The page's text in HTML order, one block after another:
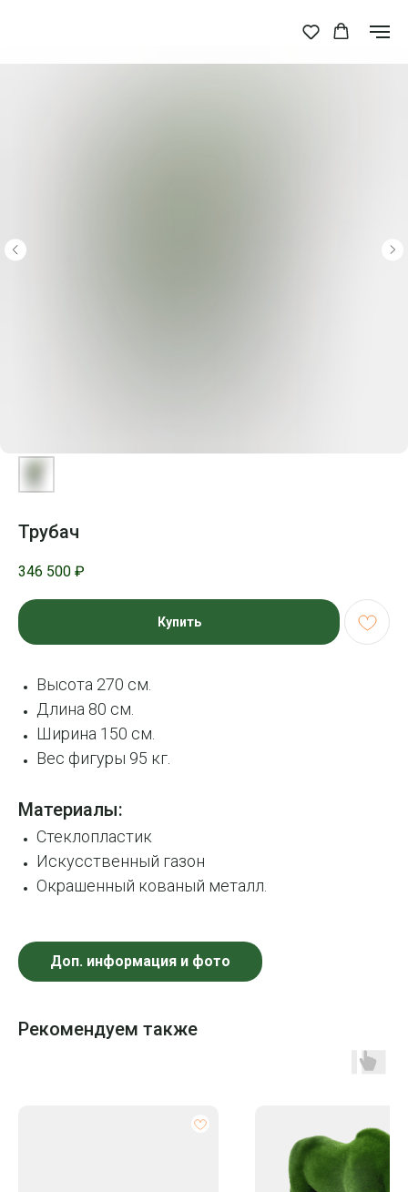
Трубач
346 500 ₽
Купить
Высота 270 см.
Длина 80 см.
Ширина 150 см.
Вес фигуры 95 кг.
Материалы:
Стеклопластик
Искусственный газон
Окрашенный кованый металл.
Доп. информация и фото
Рекомендуем также